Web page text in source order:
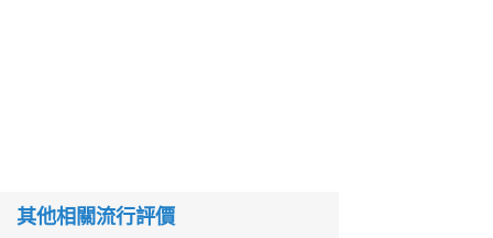
其他相關流行評價